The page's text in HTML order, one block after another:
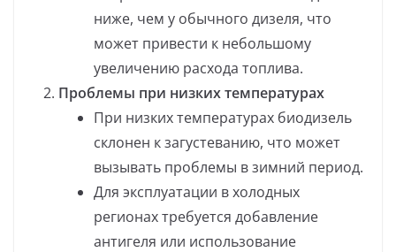
ниже, чем у обычного дизеля, что
может привести к небольшому
увеличению расхода топлива.
Проблемы при низких температурах
При низких температурах биодизель
склонен к загустеванию, что может
вызывать проблемы в зимний период.
Для эксплуатации в холодных
регионах требуется добавление
антигеля или использование